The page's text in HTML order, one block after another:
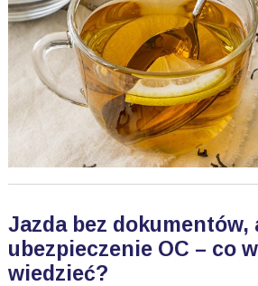
Jazda bez dokumentów,
ubezpieczenie OC – co
wiedzieć?